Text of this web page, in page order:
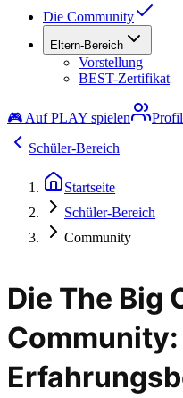
Die Community
Eltern-Bereich
Vorstellung
BEST-Zertifikat
🎮 Auf PLAY spielen
Schüler-Bereich
Startseite
Schüler-Bereich
Community
Die The Big